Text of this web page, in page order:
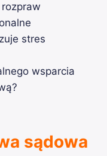
stres
wsparcia
sądowa